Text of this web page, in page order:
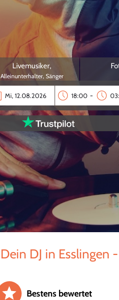
Livemusiker,
Alleinunterhalter, Sänger
-
Dein DJ in Esslingen
Bestens bewertet